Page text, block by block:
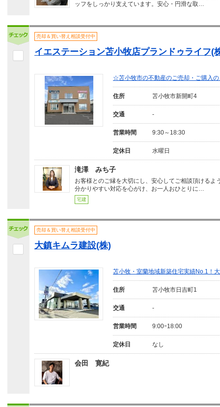
ッフをしっかり支えています。安心・円滑な取…
売却＆買い替え相談受付中
イエステーション苫小牧店プランドゥライフ(
☆苫小牧市の不動産のご売却・ご購入
住所 苫小牧市新開町4
交通 -
営業時間 9:30～18:30
定休日 水曜日
滝澤 みち子
お客様とのご縁を大切にし、安心してご相談頂けるよ
分かりやすい対応を心がけ、お一人おひとりに…
宅建
売却＆買い替え相談受付中
大鎮キムラ建設(株)
苫小牧・室蘭地域新築住宅実績No.1！
住所 苫小牧市日吉町1
交通 -
営業時間 9:00ｰ18:00
定休日 なし
会田 寛紀